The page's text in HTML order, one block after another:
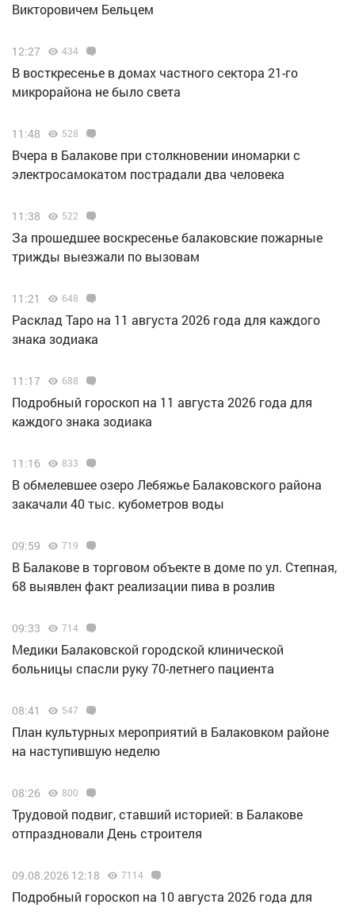
Викторовичем Бельцем
12:27 434
В восткресенье в домах частного сектора 21-го
микрорайона не было света
11:48 528
Вчера в Балакове при столкновении иномарки с
электросамокатом пострадали два человека
11:38 522
За прошедшее воскресенье балаковские пожарные
трижды выезжали по вызовам
11:21 648
Расклад Таро на 11 августа 2026 года для каждого
знака зодиака
11:17 688
Подробный гороскоп на 11 августа 2026 года для
каждого знака зодиака
11:16 833
В обмелевшее озеро Лебяжье Балаковского района
закачали 40 тыс. кубометров воды
09:59 719
В Балакове в торговом объекте в доме по ул. Степная,
68 выявлен факт реализации пива в розлив
09:33 714
Медики Балаковской городской клинической
больницы спасли руку 70-летнего пациента
08:41 547
План культурных мероприятий в Балаковком районе
на наступившую неделю
08:26 800
Трудовой подвиг, ставший историей: в Балакове
отпраздновали День строителя
09.08.2026 12:18 7114
Подробный гороскоп на 10 августа 2026 года для